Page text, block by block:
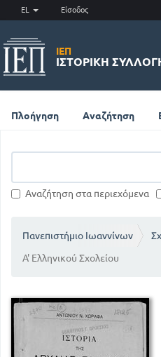
EL Είσοδος
ΙΕΠ
ΙΣΤΟΡΙΚΉ
Πλοήγηση Αναζήτηση
Αναζήτηση στα περιεχόμενα
Πανεπιστήμιο Ιωαννίνων
Α' Ελληνικού Σχολείου